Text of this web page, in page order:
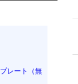
レート（無